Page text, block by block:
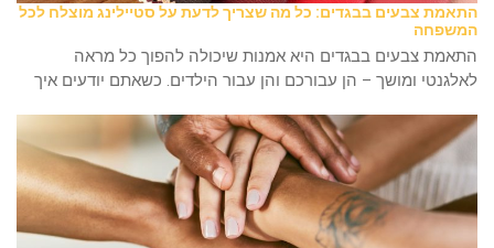
התאמת צבעים בבגדים: כל מה שצריך לדעת על סטיילינג מוצלח לכל
המשפחה
התאמת צבעים בבגדים היא אמנות שיכולה להפוך כל מראה
לאלגנטי ומושך – הן עבורכם והן עבור הילדים. כשאתם יודעים איך